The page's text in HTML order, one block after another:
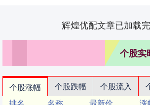
辉煌优配文章已加载
个股实
个股涨幅 个股跌幅 个股流入